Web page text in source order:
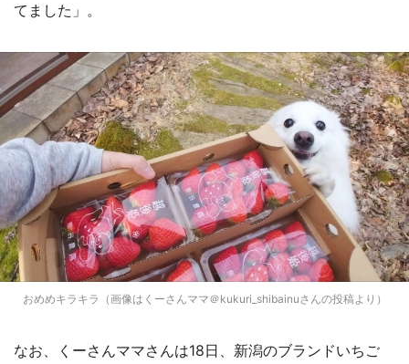
てました」。
おめめキラキラ（画像はくーさんママ＠kukuri_shibainuさんの投稿より）
なお、くーさんママさんは18日、新潟のブランドいちご